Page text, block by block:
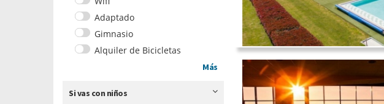
Adaptado
Gimnasio
Alquiler de Bicicletas
Más
Si vas con niños